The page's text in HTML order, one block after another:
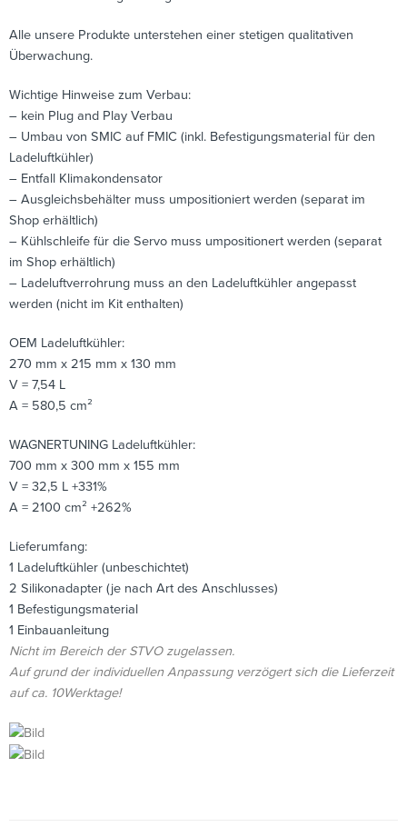
Alle unsere Produkte unterstehen einer stetigen qualitativen
Überwachung.
Wichtige Hinweise zum Verbau:
– kein Plug and Play Verbau
– Umbau von SMIC auf FMIC (inkl. Befestigungsmaterial für den
Ladeluftkühler)
– Entfall Klimakondensator
– Ausgleichsbehälter muss umpositioniert werden (separat im
Shop erhältlich)
– Kühlschleife für die Servo muss umpositionert werden (separat
im Shop erhältlich)
– Ladeluftverrohrung muss an den Ladeluftkühler angepasst
werden (nicht im Kit enthalten)
OEM Ladeluftkühler:
270 mm x 215 mm x 130 mm
V = 7,54 L
A = 580,5 cm²
WAGNERTUNING Ladeluftkühler:
700 mm x 300 mm x 155 mm
V = 32,5 L +331%
A = 2100 cm² +262%
Lieferumfang:
1 Ladeluftkühler (unbeschichtet)
2 Silikonadapter (je nach Art des Anschlusses)
1 Befestigungsmaterial
1 Einbauanleitung
Nicht im Bereich der STVO zugelassen.
Auf grund der individuellen Anpassung verzögert sich die Lieferzeit
auf ca. 10Werktage!